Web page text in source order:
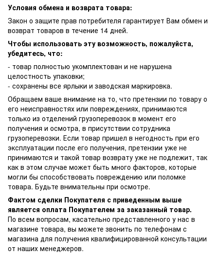
Условия обмена и возврата товара:
Закон о защите прав потребителя гарантирует Вам обмен и
возврат товаров в течение 14 дней.
Чтобы использовать эту возможность, пожалуйста,
убедитесь, что:
- товар полностью укомплектован и не нарушена
целостность упаковки;
- сохранены все ярлыки и заводская маркировка.
Обращаем ваше внимание на то, что претензии по товару о
его неисправностях или повреждениях, принимаются
только из отделений грузоперевозок в момент его
получения и осмотра, в присутствии сотрудника
грузоперевозки. Если товар пришел в негодность при его
эксплуатации после его получения, претензии уже не
принимаются и такой товар возврату уже не подлежит, так
как в этом случае может быть много факторов, которые
могли бы способствовать повреждению или поломке
товара. Будьте внимательны при осмотре.
Фактом сделки Покупателя с приведенным выше
является оплата Покупателем за заказанный товар.
По всем вопросам, касательно представленного у нас в
магазине товара, вы можете звонить по телефонам с
магазина для получения квалифицированной консультации
от наших менеджеров.